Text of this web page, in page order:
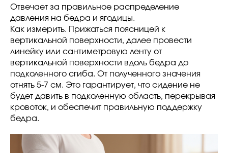
Отвечает за правильное распределение
давления на бедра и ягодицы.
Как измерить. Прижаться поясницей к
вертикальной поверхности, далее провести
линейку или сантиметровую ленту от
вертикальной поверхности вдоль бедра до
подколенного сгиба. От полученного значения
отнять 5-7 см. Это гарантирует, что сидение не
будет давить в подколенную область, перекрывая
кровоток, и обеспечит правильную поддержку
бедра.